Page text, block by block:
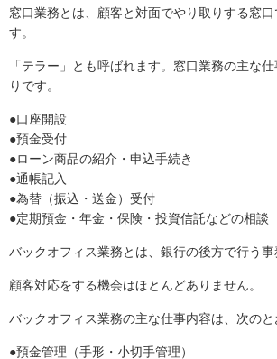
窓口業務とは、顧客と対面でやり取りする窓
す。
「テラー」とも呼ばれます。窓口業務の主な
りです。
●口座開設
●預金受付
●ローン商品の紹介・申込手続き
●通帳記入
●為替（振込・送金）受付
●定期預金・年金・保険・投資信託などの相談
バックオフィス業務とは、銀行の後方で行う事
顧客対応をする機会はほとんどありません。
バックオフィス業務の主な仕事内容は、次のと
●預金管理（手形・小切手管理）